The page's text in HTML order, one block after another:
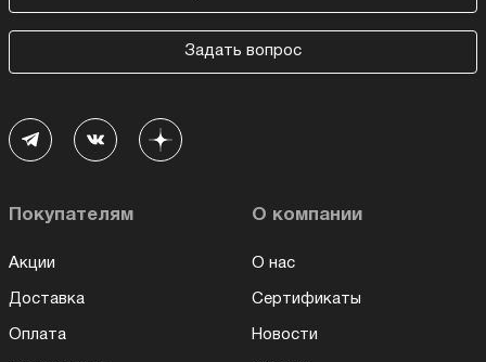
Задать вопрос
Покупателям
Акции
Доставка
Оплата
О компании
О нас
Сертификаты
Новости